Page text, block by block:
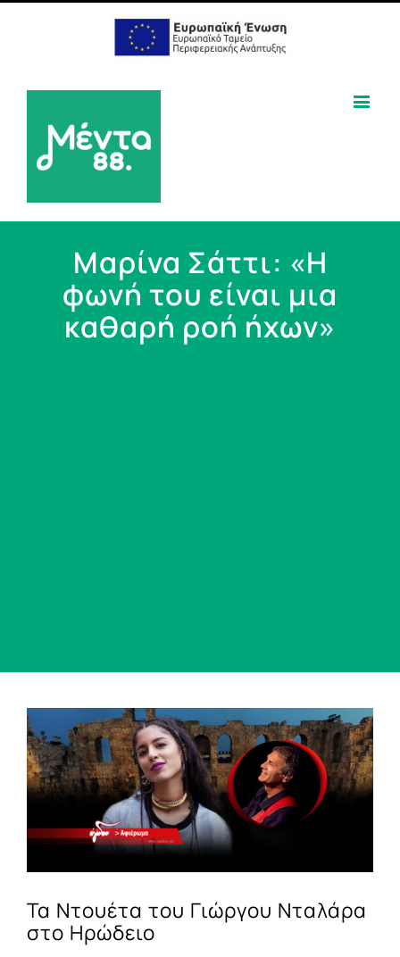
Μαρίνα Σάττι: «Η
φωνή του είναι μια
καθαρή ροή ήχων»
View
Larger
Image
Τα Ντουέτα του Γιώργου Νταλάρα
στο Ηρώδειο